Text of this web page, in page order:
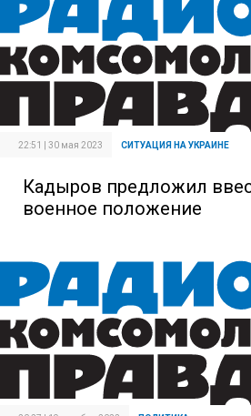
22:51 | 30 мая 2023 СИТУАЦИЯ НА УКРАИНЕ
Кадыров предложил
военное положение